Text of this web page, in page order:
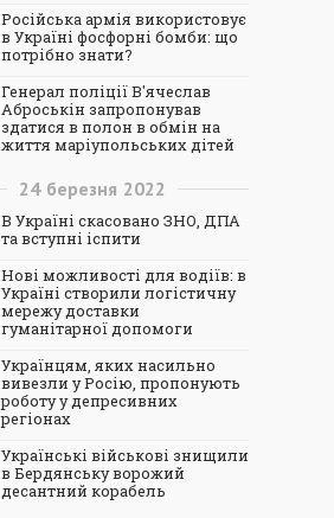
Російська армія використовує
в Україні фосфорні бомби: що
потрібно знати?
Генерал поліції В'ячеслав
Аброськін запропонував
здатися в полон в обмін на
життя маріупольських дітей
24 березня 2022
В Україні скасовано ЗНО, ДПА
та вступні іспити
Нові можливості для водіїв: в
Україні створили логістичну
мережу доставки
гуманітарної допомоги
Українцям, яких насильно
вивезли у Росію, пропонують
роботу у депресивних
регіонах
Українські військові знищили
в Бердянську ворожий
десантний корабель